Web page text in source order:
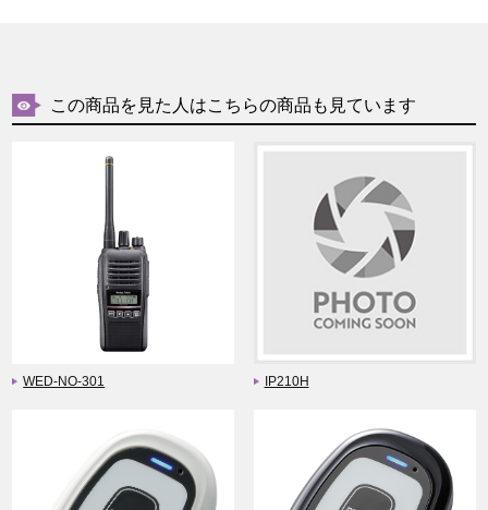
この商品を見た人はこちらの商品も見ています
WED-NO-301 IP210H